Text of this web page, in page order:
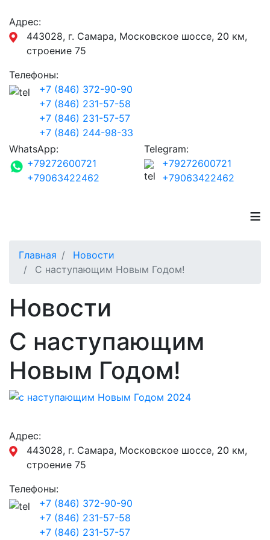
Адрес:
443028, г. Самара, Московское шоссе, 20 км,
строение 75
Телефоны:
+7 (846) 372-90-90
+7 (846) 231-57-58
+7 (846) 231-57-57
+7 (846) 244-98-33
WhatsApp:
+79272600721
+79063422462
Telegram:
+79272600721
+79063422462
≡
Главная
Новости
С наступающим Новым Годом!
Новости
С наступающим
Новым Годом!
Адрес:
443028, г. Самара, Московское шоссе, 20 км,
строение 75
Телефоны:
+7 (846) 372-90-90
+7 (846) 231-57-58
+7 (846) 231-57-57